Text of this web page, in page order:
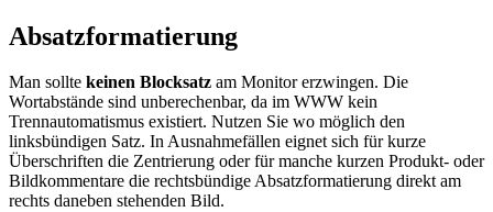
Absatzformatierung
Man sollte keinen Blocksatz am Monitor erzwingen. Die
Wortabstände sind unberechenbar, da im WWW kein
Trennautomatismus existiert. Nutzen Sie wo möglich den
linksbündigen Satz. In Ausnahmefällen eignet sich für kurze
Überschriften die Zentrierung oder für manche kurzen Produkt- oder
Bildkommentare die rechtsbündige Absatzformatierung direkt am
rechts daneben stehenden Bild.